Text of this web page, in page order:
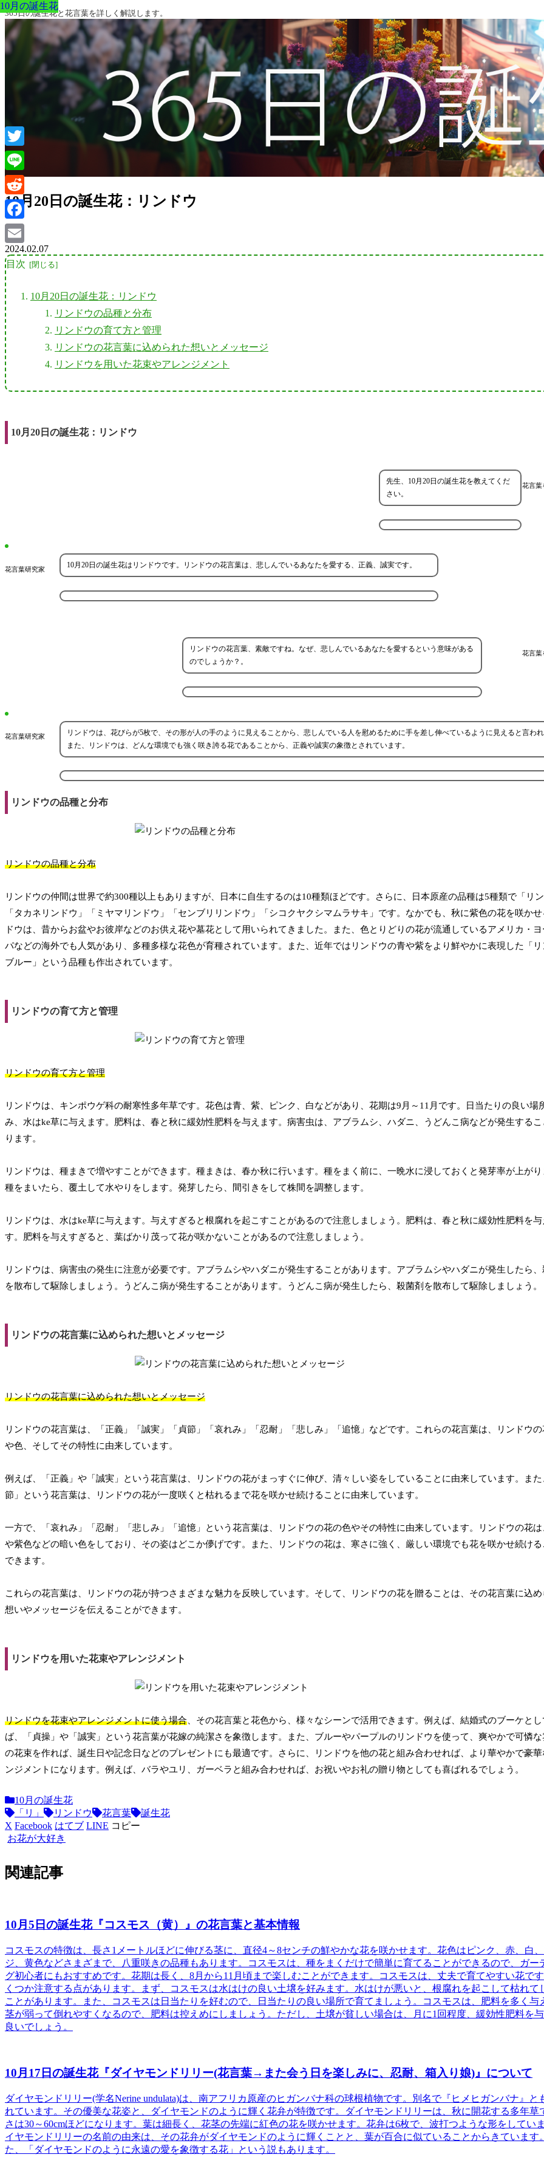
365日の誕生花と花言葉を詳しく解説します。
10月20日の誕生花：リンドウ
10月の誕生花
2024.02.07
目次
10月20日の誕生花：リンドウ
リンドウの品種と分布
リンドウの育て方と管理
リンドウの花言葉に込められた想いとメッセージ
リンドウを用いた花束やアレンジメント
10月20日の誕生花：リンドウ
花言葉
先生、10月20日の誕生花を教えてくだ
さい。
花言葉研究家 10月20日の誕生花はリンドウです。リンドウの花言葉は、悲しんでいるあなたを愛する、正義、誠実です。
花言葉
リンドウの花言葉、素敵ですね。なぜ、悲しんでいるあなたを愛するという意味がある
のでしょうか？。
花言葉研究家
リンドウは、花びらが5枚で、その形が人の手のように見えることから、悲しんでいる人を慰めるために手を差し伸べているように見えると言われ
また、リンドウは、どんな環境でも強く咲き誇る花であることから、正義や誠実の象徴とされています。
リンドウの品種と分布
リンドウの品種と分布
リンドウの仲間は世界で約300種以上もありますが、日本に自生するのは10種類ほどです。さらに、日本原産の品種は5種類で「リン
「タカネリンドウ」「ミヤマリンドウ」「センブリリンドウ」「シコクヤクシマムラサキ」です。なかでも、秋に紫色の花を咲かせ
ドウは、昔からお盆やお彼岸などのお供え花や墓花として用いられてきました。また、色とりどりの花が流通しているアメリカ・ヨ
パなどの海外でも人気があり、多種多様な花色が育種されています。また、近年ではリンドウの青や紫をより鮮やかに表現した「リ
ブルー」という品種も作出されています。
リンドウの育て方と管理
リンドウの育て方と管理
リンドウは、キンポウゲ科の耐寒性多年草です。花色は青、紫、ピンク、白などがあり、花期は9月～11月です。日当たりの良い場
み、水はke草に与えます。肥料は、春と秋に緩効性肥料を与えます。病害虫は、アブラムシ、ハダニ、うどんこ病などが発生するこ
ります。
リンドウは、種まきで増やすことができます。種まきは、春か秋に行います。種をまく前に、一晩水に浸しておくと発芽率が上がり
種をまいたら、覆土して水やりをします。発芽したら、間引きをして株間を調整します。
リンドウは、水はke草に与えます。与えすぎると根腐れを起こすことがあるので注意しましょう。肥料は、春と秋に緩効性肥料を与
す。肥料を与えすぎると、葉ばかり茂って花が咲かないことがあるので注意しましょう。
リンドウは、病害虫の発生に注意が必要です。アブラムシやハダニが発生することがあります。アブラムシやハダニが発生したら、
を散布して駆除しましょう。うどんこ病が発生することがあります。うどんこ病が発生したら、殺菌剤を散布して駆除しましょう。
リンドウの花言葉に込められた想いとメッセージ
リンドウの花言葉に込められた想いとメッセージ
リンドウの花言葉は、「正義」「誠実」「貞節」「哀れみ」「忍耐」「悲しみ」「追憶」などです。これらの花言葉は、リンドウ
や色、そしてその特性に由来しています。
例えば、「正義」や「誠実」という花言葉は、リンドウの花がまっすぐに伸び、清々しい姿をしていることに由来しています。ま
節」という花言葉は、リンドウの花が一度咲くと枯れるまで花を咲かせ続けることに由来しています。
一方で、「哀れみ」「忍耐」「悲しみ」「追憶」という花言葉は、リンドウの花の色やその特性に由来しています。リンドウの花
や紫色などの暗い色をしており、その姿はどこか儚げです。また、リンドウの花は、寒さに強く、厳しい環境でも花を咲かせ続け
できます。
これらの花言葉は、リンドウの花が持つさまざまな魅力を反映しています。そして、リンドウの花を贈ることは、その花言葉に込め
想いやメッセージを伝えることができます。
リンドウを用いた花束やアレンジメント
リンドウを花束やアレンジメントに使う場合、その花言葉と花色から、様々なシーンで活用できます。例えば、結婚式のブーケとし
ば、「貞操」や「誠実」という花言葉が花嫁の純潔さを象徴します。また、ブルーやパープルのリンドウを使って、爽やかで可憐
の花束を作れば、誕生日や記念日などのプレゼントにも最適です。さらに、リンドウを他の花と組み合わせれば、より華やかで豪華
ンジメントになります。例えば、バラやユリ、ガーベラと組み合わせれば、お祝いやお礼の贈り物としても喜ばれるでしょう。
10月の誕生花
「リ」
リンドウ 花言葉
誕生花
X Facebook はてブ LINE コピー
お花が大好き
関連記事
10月の誕生花
10月5日の誕生花『コスモス（黄）』の花言葉と基本情報
コスモスの特徴は、長さ1メートルほどに伸びる茎に、直径4～8センチの鮮やかな花を咲かせます。花色はピンク、赤、白
ジ、黄色などさまざまで、八重咲きの品種もあります。コスモスは、種をまくだけで簡単に育てることができるので、ガー
グ初心者にもおすすめです。花期は長く、8月から11月頃まで楽しむことができます。コスモスは、丈夫で育てやすい花で
くつか注意する点があります。まず、コスモスは水はけの良い土壌を好みます。水はけが悪いと、根腐れを起こして枯れて
ことがあります。また、コスモスは日当たりを好むので、日当たりの良い場所で育てましょう。コスモスは、肥料を多く与
茎が弱って倒れやすくなるので、肥料は控えめにしましょう。ただし、土壌が貧しい場合は、月に1回程度、緩効性肥料を
良いでしょう。
10月の誕生花
10月17日の誕生花『ダイヤモンドリリー(花言葉→また会う日を楽しみに、忍耐、箱入り娘)』について
ダイヤモンドリリー(学名Nerine undulata)は、南アフリカ原産のヒガンバナ科の球根植物です。別名で『ヒメヒガンバナ』と
れています。 その優美な花姿と、ダイヤモンドのように輝く花弁が特徴です。ダイヤモンドリリーは、秋に開花する多年草
さは30～60cmほどになります。葉は細長く、花茎の先端に紅色の花を咲かせます。花弁は6枚で、波打つような形をしてい
イヤモンドリリーの名前の由来は、その花弁がダイヤモンドのように輝くことと、葉が百合に似ていることからきています
た、「ダイヤモンドのように永遠の愛を象徴する花」という説もあります。
10月の誕生花
10月の誕生花
10月の誕生花
10月の誕生花
Twitter
Line
Reddit
Facebook
Email